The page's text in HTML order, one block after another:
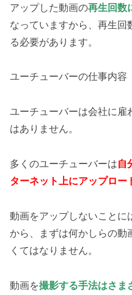
アップした動画の再生回数
なっていますから、再生回
る必要があります。
ユーチューバーの仕事内容
ユーチューバーは会社に雇
はありません。
多くのユーチューバーは自
ターネット上にアップロー
動画をアップしないことに
から、まずは何かしらの動
くてはなりません。
動画を撮影する手法はさま